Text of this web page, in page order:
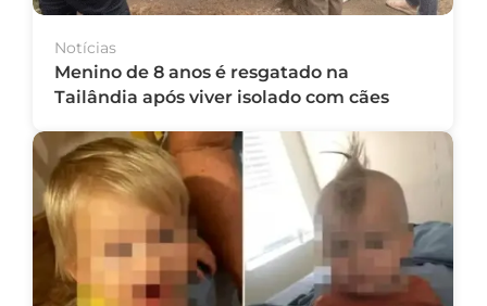
Notícias
Menino de 8 anos é resgatado na
Tailândia após viver isolado com cães